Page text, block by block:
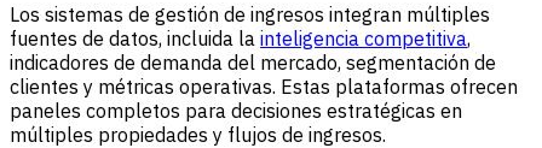
Los sistemas de gestión de ingresos integran múltiples
fuentes de datos, incluida la inteligencia competitiva,
indicadores de demanda del mercado, segmentación de
clientes y métricas operativas. Estas plataformas ofrecen
paneles completos para decisiones estratégicas en
múltiples propiedades y flujos de ingresos.